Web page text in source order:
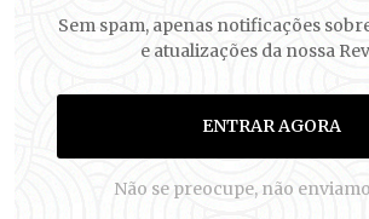
Sem spam, apenas notificações
e atualizações da nossa
ENTRAR AGORA
Não se preocupe, não